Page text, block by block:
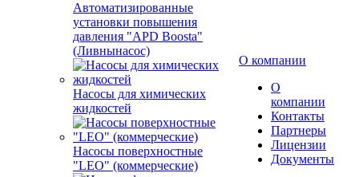
Автоматизированные
установки повышения
давления "APD Boosta"
(Ливнынасос)
Насосы для химических
жидкостей
Насосы поверхностные
"LEO" (коммерческие)
О компании
О
компании
Контакты
Партнеры
Лицензии
Документы